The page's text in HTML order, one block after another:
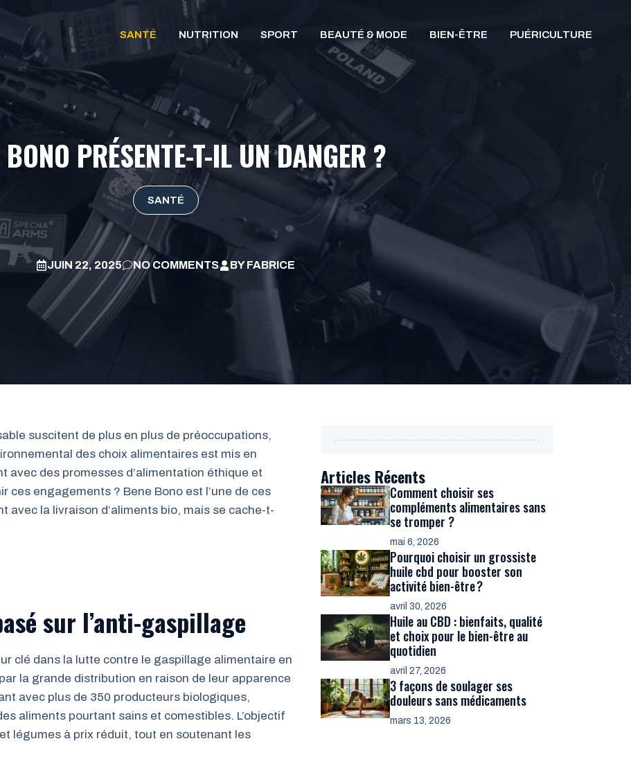
SANTÉ NUTRITION SPORT BEAUTÉ & MODE BIEN-ÊTRE PUÉRICULTURE
BONO PRÉSENTE-T-IL UN DANGER ?
SANTÉ
JUIN 22, 2025 NO COMMENTS BYFABRICE
suscitent de plus en plus de préoccupations,
des choix alimentaires est mis en
avec des promesses d’alimentation éthique et
ces engagements ? Bene Bono est l’une de ces
la livraison d’aliments bio, mais se cache-t-
sur l’anti-gaspillage
clé dans la lutte contre le gaspillage alimentaire en
la grande distribution en raison de leur apparence
avec plus de 350 producteurs biologiques,
aliments pourtant sains et comestibles. L’objectif
légumes à prix réduit, tout en soutenant les
Articles Récents
Comment choisir ses
compléments alimentaires sans
se tromper ?
mai 6, 2026
Pourquoi choisir un grossiste
huile cbd pour booster son
activité bien-être ?
avril 30, 2026
Huile au CBD : bienfaits, qualité
et choix pour le bien-être au
quotidien
avril 27, 2026
3 façons de soulager ses
douleurs sans médicaments
mars 13, 2026